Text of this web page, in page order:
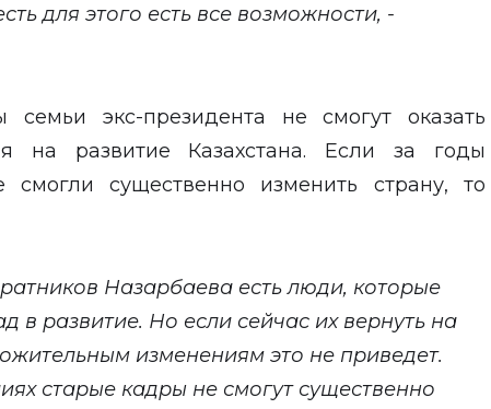
для этого есть все возможности, -
экс-президента не смогут оказать
на развитие Казахстана. Если за годы
смогли существенно изменить страну, то
Назарбаева есть люди, которые
в развитие. Но если сейчас их вернуть на
изменениям это не приведет.
старые кадры не смогут существенно